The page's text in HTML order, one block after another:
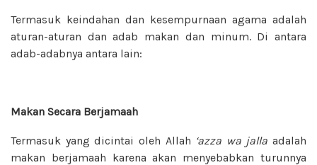
Termasuk keindahan dan kesempurnaan agama adalah
aturan-aturan dan adab makan dan minum. Di antara
adab-adabnya antara lain:
Makan Secara Berjamaah
Termasuk yang dicintai oleh Allah ‘azza wa jalla adalah
makan berjamaah karena akan menyebabkan turunnya